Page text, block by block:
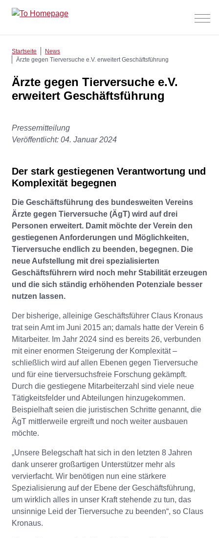
Menü
Startseite
News
Ärzte gegen Tierversuche e.V. erweitert Geschäftsführung
Ärzte gegen Tierversuche e.V.
erweitert Geschäftsführung
Pressemitteilung
Veröffentlicht: 04. Januar 2024
Der stark gestiegenen Verantwortung und
Komplexität begegnen
Die Geschäftsführung des bundesweiten Vereins
Ärzte gegen Tierversuche (ÄgT) wird auf drei
Personen erweitert. Damit möchte der Verein den
gestiegenen Anforderungen und Möglichkeiten,
Tierversuche endlich zu beenden, begegnen. Die
neue Aufstellung mit drei spezialisierten
Geschäftsführern wird noch mehr Stabilität erzeugen
und die sich ständig erhöhenden Potenziale besser
nutzen lassen.
Der bisherige, alleinige Geschäftsführer Claus Kronaus
trat sein Amt im Juni 2015 an; damals hatte der Verein 6
Mitarbeiter. Im Jahr 2024 sind es bereits 26, verbunden
mit einer enormen Steigerung der Komplexität –
schließlich wird auf allen Ebenen gegen Tierversuche
und für eine tierversuchsfreie Forschung gekämpft.
Durch die gestiegene Mitarbeiterzahl sind viele neue
Tätigkeitsfelder und Abteilungen hinzugekommen.
Beispielhaft seien die juristischen Schritte genannt, die
ÄgT mittlerweile ergreift und noch weiter ausbauen
möchte.
„Unsere Belegschaft hat sich in den letzten 8 Jahren
dank unserer großartigen Unterstützer mehr als
vervierfacht. Wir benötigen nun eine stärkere
Spezialisierung auf der Ebene der Geschäftsführung,
um wirklich alles in unser Kraft stehende zu tun, das
unsinnige Leid der Tierversuche zu beenden“, so Claus
Kronaus.